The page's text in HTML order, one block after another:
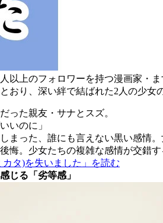
以上のフォロワーを持つ漫画家・
おり、深い絆で結ばれた2人の少
った親友・サナとスズ。
いのに」
まった、誰にも言えない黒い感情
悔。少女たちの複雑な感情が交錯
タ)を失いました」を読む
じる「劣等感」